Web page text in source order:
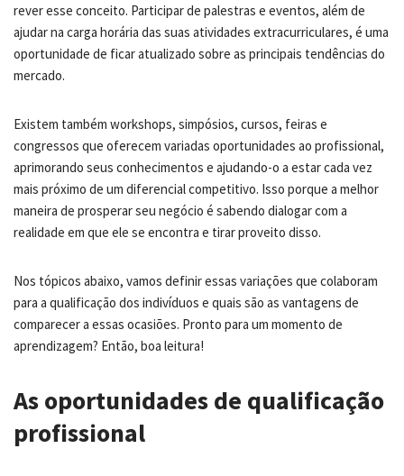
rever esse conceito. Participar de palestras e eventos, além de
ajudar na carga horária das suas atividades extracurriculares, é uma
oportunidade de ficar atualizado sobre as principais tendências do
mercado.
Existem também workshops, simpósios, cursos, feiras e
congressos que oferecem variadas oportunidades ao profissional,
aprimorando seus conhecimentos e ajudando-o a estar cada vez
mais próximo de um diferencial competitivo. Isso porque a melhor
maneira de prosperar seu negócio é sabendo dialogar com a
realidade em que ele se encontra e tirar proveito disso.
Nos tópicos abaixo, vamos definir essas variações que colaboram
para a qualificação dos indivíduos e quais são as vantagens de
comparecer a essas ocasiões. Pronto para um momento de
aprendizagem? Então, boa leitura!
As oportunidades de qualificação
profissional